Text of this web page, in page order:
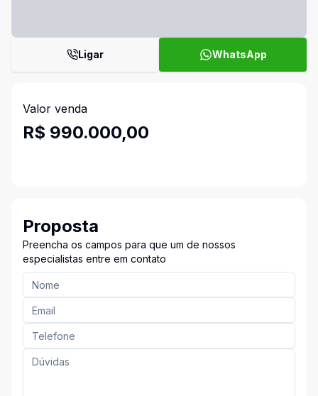
Ligar WhatsApp
Valor venda
R$ 990.000,00
Proposta
Preencha os campos para que um de nossos
especialistas entre em contato